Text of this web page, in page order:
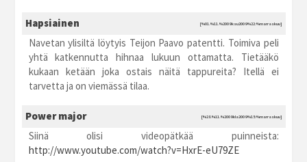
Hapsiainen [%01.%11.%2009 ksu2009 %22:%marraskuu]
Navetan ylisiltä löytyis Teijon Paavo patentti. Toimiva peli
yhtä katkennutta hihnaa lukuun ottamatta. Tietääkö
kukaan ketään joka ostais näitä tappureita? Itellä ei
tarvetta ja on viemässä tilaa.
Power major [%28.%11.%2009 kla2009 %15:%marraskuu]
Siinä olisi videopätkää puinneista:
http://www.youtube.com/watch?v=HxrE-eU79ZE